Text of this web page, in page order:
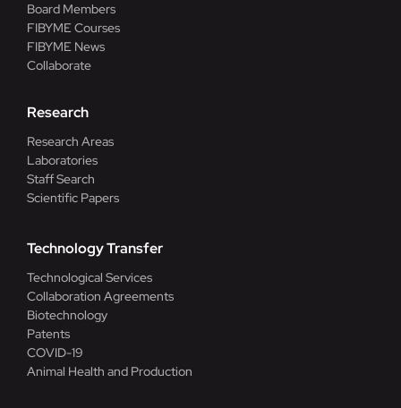
Board Members
FIBYME Courses
FIBYME News
Collaborate
Research
Research Areas
Laboratories
Staff Search
Scientific Papers
Technology Transfer
Technological Services
Collaboration Agreements
Biotechnology
Patents
COVID-19
Animal Health and Production